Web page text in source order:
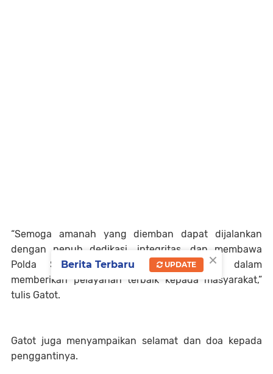
“Semoga amanah yang diemban dapat dijalankan
dengan penuh dedikasi, integritas, dan membawa
Polda Sumatera Barat semakin maju dalam
memberikan pelayanan terbaik kepada masyarakat,”
tulis Gatot.
Gatot juga menyampaikan selamat dan doa kepada
penggantinya.
×
Berita Terbaru UPDATE